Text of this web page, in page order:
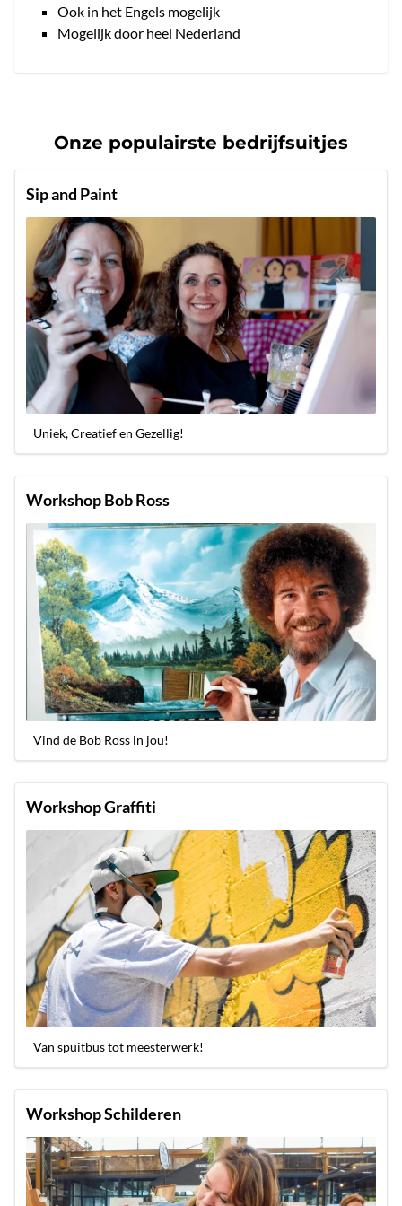
Ook in het Engels mogelijk
Mogelijk door heel Nederland
Onze populairste bedrijfsuitjes
Sip and Paint
Uniek, Creatief en Gezellig!
Workshop Bob Ross
Vind de Bob Ross in jou!
Workshop Graffiti
Van spuitbus tot meesterwerk!
Workshop Schilderen